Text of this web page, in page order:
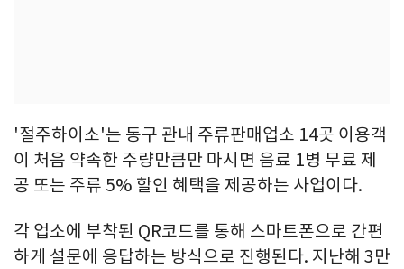
'절주하이소'는 동구 관내 주류판매업소 14곳 이용객
이 처음 약속한 주량만큼만 마시면 음료 1병 무료 제
공 또는 주류 5% 할인 혜택을 제공하는 사업이다.
각 업소에 부착된 QR코드를 통해 스마트폰으로 간편
하게 설문에 응답하는 방식으로 진행된다. 지난해 3만